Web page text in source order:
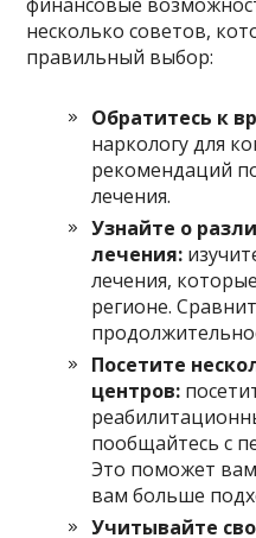
несколько советов,
правильный выбор:
Обратитесь к
наркологу для
рекомендаций
лечения.
Узнайте о
лечения:
лечения,
регионе.
Посетите
центров:
пообщайтесь с
Это поможет
вам больше
Учитывайте